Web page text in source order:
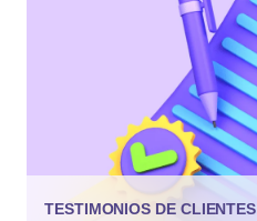
TESTIMONIOS DE CLIENTES